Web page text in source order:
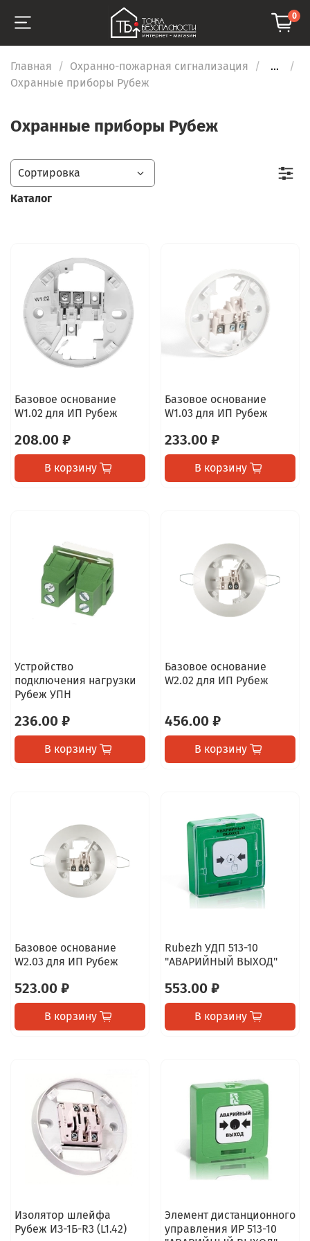
0
Главная Охранно-пожарная сигнализация
...
Охранные приборы Рубеж
Охранные приборы Рубеж
Базовое основание
W1.02 для ИП Рубеж
208.00 ₽
В корзину
Базовое основание
W1.03 для ИП Рубеж
233.00 ₽
В корзину
Устройство
подключения нагрузки
Рубеж УПН
236.00 ₽
В корзину
Базовое основание
W2.02 для ИП Рубеж
456.00 ₽
В корзину
Базовое основание
W2.03 для ИП Рубеж
523.00 ₽
В корзину
Rubezh УДП 513-10
"АВАРИЙНЫЙ ВЫХОД"
553.00 ₽
В корзину
Изолятор шлейфа
Рубеж ИЗ-1Б-R3 (L1.42)
Элемент дистанционного
управления ИР 513-10
Каталог